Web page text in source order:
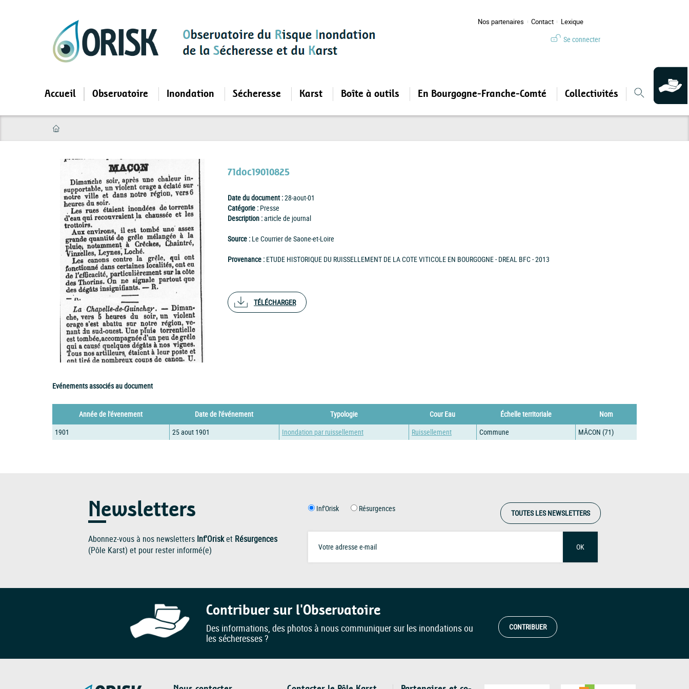
Nos partenaires Contact Lexique
Se connecter
Accueil Observatoire Inondation Sécheresse Karst Boîte à outils En Bourgogne-Franche-Comté Collectivités
71doc19010825
Date du document :28-aout-01
Catégorie : Presse
Description :article de journal
Source : Le Courrier de Saone-et-Loire
Provenance : ETUDE HISTORIQUE DU RUISSELLEMENT DE LA COTE VITICOLE EN BOURGOGNE - DREAL BFC - 2013
TÉLÉCHARGER
Evénements associés au document
Année de l'évenement Date de l'événement Typologie Cour Eau Échelle territoriale
Nom
1901
25 aout 1901 Inondation par ruissellement Ruissellement Commune MÂCON (71)
Newsletters
Abonnez-vous à nos newsletters Inf'Orisket Résurgences
(Pôle Karst) et pour rester informé(e)
Inf'Orisk Résurgences TOUTES LES NEWSLETTERS
OK
Contribuer sur l'Observatoire
Des informations, des photos à nous communiquer sur les inondations ou
les sécheresses ?
CONTRIBUER